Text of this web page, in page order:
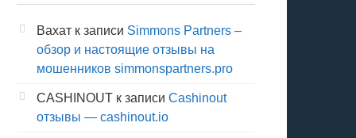
Вахат к записи Simmons Partners –
обзор и настоящие отзывы на
мошенников simmonspartners.pro
CASHINOUT к записи Cashinout
отзывы — cashinout.io